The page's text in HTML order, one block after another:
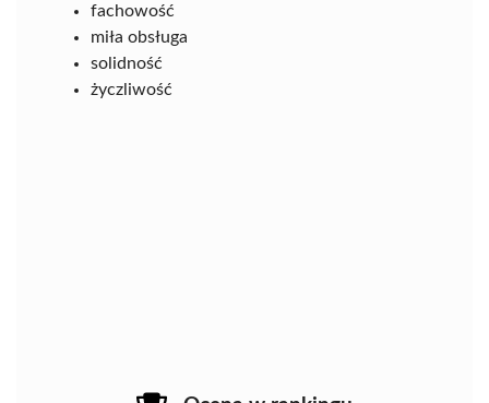
fachowość
miła obsługa
solidność
życzliwość